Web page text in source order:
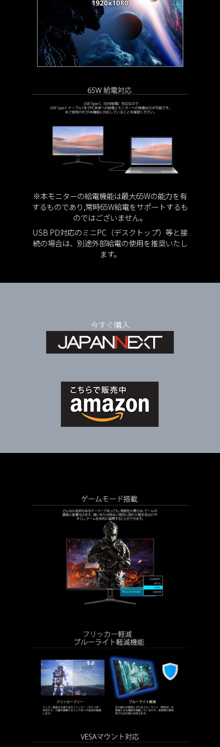
※本モニターの給電機能は最大65Wの能力を有
するものであり,常時65W給電をサポートするも
のではございません。
USB PD対応のミニPC（デスクトップ）等と接
続の場合は、別途外部給電の使用を推奨いたし
ます。
今すぐ購入